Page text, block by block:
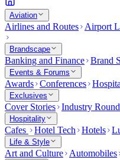
Aviation
Airlines and Routes Airport
Brandscape
Banking and Finance Brand
Events & Forums
Awards Conferences
Exclusives
Cover Stories Industry
Hospitality
Cafes Hotel Tech Hotels
Life & Style
Art and Culture Automobiles